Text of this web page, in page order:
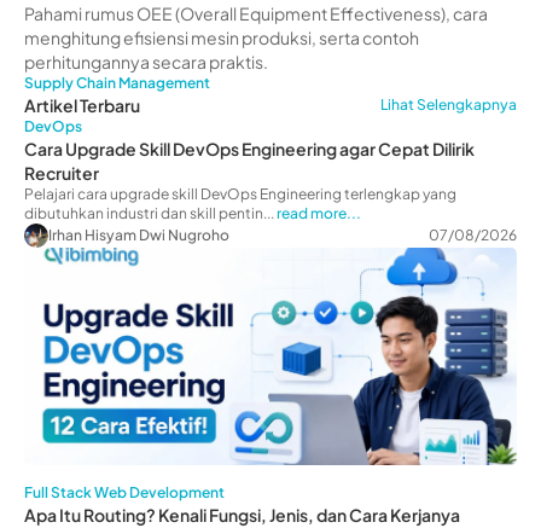
Contohnya
Pahami rumus OEE (Overall Equipment Effectiveness), cara
menghitung efisiensi mesin produksi, serta contoh
perhitungannya secara praktis.
Supply Chain Management
Artikel Terbaru
Lihat Selengkapnya
DevOps
Cara Upgrade Skill DevOps Engineering agar Cepat Dilirik
Recruiter
Pelajari cara upgrade skill DevOps Engineering terlengkap yang
dibutuhkan industri dan skill pentin... read more...
Irhan Hisyam Dwi Nugroho
07/08/2026
Full Stack Web Development
Apa Itu Routing? Kenali Fungsi, Jenis, dan Cara Kerjanya